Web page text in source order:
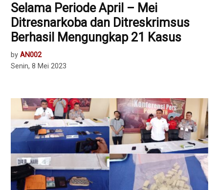
Selama Periode April – Mei
Ditresnarkoba dan Ditreskrimsus
Berhasil Mengungkap 21 Kasus
by AN002
Senin, 8 Mei 2023